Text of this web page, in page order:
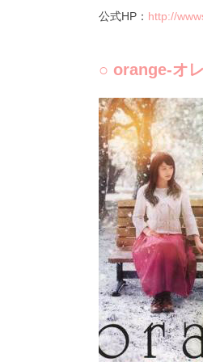
公式HP： http://
○ orange-オ